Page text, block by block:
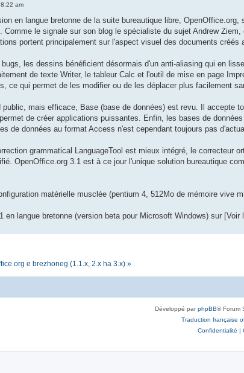
am
en langue bretonne de la suite bureautique libre, OpenOffice.org,
Comme le signale sur son blog le spécialiste du sujet Andrew
portent principalement sur l'aspect visuel des documents créés
les dessins bénéficient désormais d'un anti-aliasing qui en
de texte Writer, le tableur Calc et l'outil de mise en page
ce qui permet de les modifier ou de les déplacer plus facilement
public, mais efficace, Base (base de données) est revu. Il accepte
de créer applications puissantes. Enfin, les bases de
de données au format Access n'est cependant toujours pas
grammatical LanguageTool est mieux intégré, le correcteur
OpenOffice.org 3.1 est à ce jour l'unique solution bureautique
matérielle musclée (pentium 4, 512Mo de mémoire vive
en langue bretonne (version beta pour Microsoft Windows) sur [Voir
e brezhoneg (1.1.x, 2.x ha 3.x) »
Développé parphpBB® Forum
Traduction française
Confidentialité |